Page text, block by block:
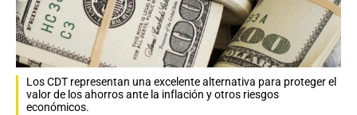
Los CDT representan una excelente alternativa para proteger el
valor de los ahorros ante la inflación y otros riesgos
económicos.